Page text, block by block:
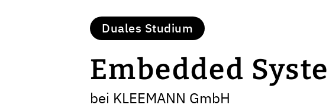
Duales Studium
Embedded
bei KLEEMANN GmbH